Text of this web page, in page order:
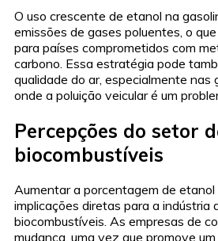
O uso crescente de etanol na
emissões de gases poluentes, o
para países comprometidos com
carbono. Essa estratégia pode
qualidade do ar, especialmente nas
onde a poluição veicular é um
Percepções do setor
biocombustíveis
Aumentar a porcentagem de etanol
implicações diretas para a indústria
biocombustíveis. As empresas de
mudança, uma vez que promove